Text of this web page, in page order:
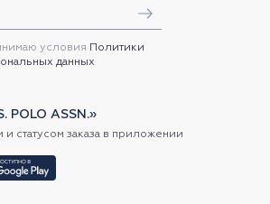
условия Политики
данных
ASSN.»
и статусом заказа в приложении